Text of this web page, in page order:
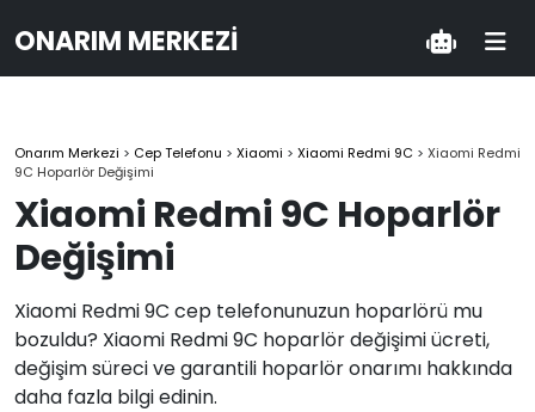
ONARIM MERKEZI
Onarım Merkezi > Cep Telefonu > Xiaomi > Xiaomi Redmi 9C > Xiaomi Redmi
9C Hoparlör Değişimi
Xiaomi Redmi 9C Hoparlör
Değişimi
Xiaomi Redmi 9C cep telefonunuzun hoparlörü mu
bozuldu? Xiaomi Redmi 9C hoparlör değişimi ücreti,
değişim süreci ve garantili hoparlör onarımı hakkında
daha fazla bilgi edinin.